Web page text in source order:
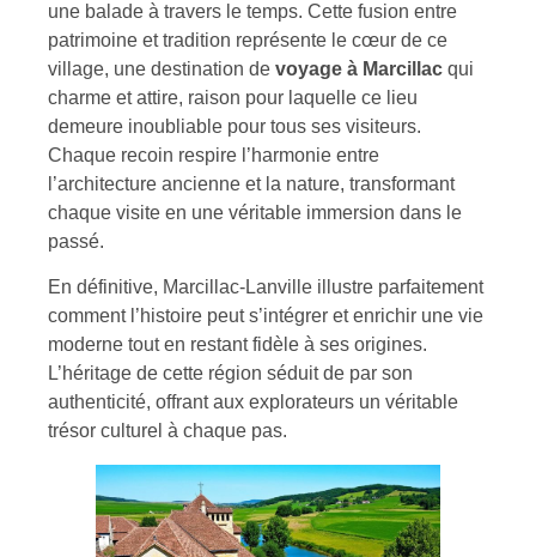
une balade à travers le temps. Cette fusion entre
patrimoine et tradition représente le cœur de ce
village, une destination de voyage à Marcillac qui
charme et attire, raison pour laquelle ce lieu
demeure inoubliable pour tous ses visiteurs.
Chaque recoin respire l’harmonie entre
l’architecture ancienne et la nature, transformant
chaque visite en une véritable immersion dans le
passé.
En définitive, Marcillac-Lanville illustre parfaitement
comment l’histoire peut s’intégrer et enrichir une vie
moderne tout en restant fidèle à ses origines.
L’héritage de cette région séduit de par son
authenticité, offrant aux explorateurs un véritable
trésor culturel à chaque pas.